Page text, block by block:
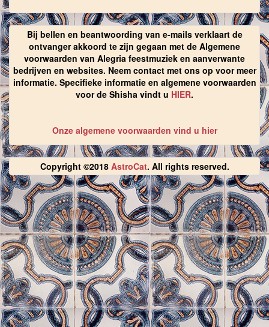
Bij bellen en beantwoording van e-mails verklaart de
ontvanger akkoord te zijn gegaan met de Algemene
voorwaarden van Alegria feestmuziek en aanverwante
bedrijven en websites. Neem contact met ons op voor meer
informatie. Specifieke informatie en algemene voorwaarden
voor de Shisha vindt u HIER.
Onze algemene voorwaarden vind u hier
Copyright ©2018 AstroCat. All rights reserved.